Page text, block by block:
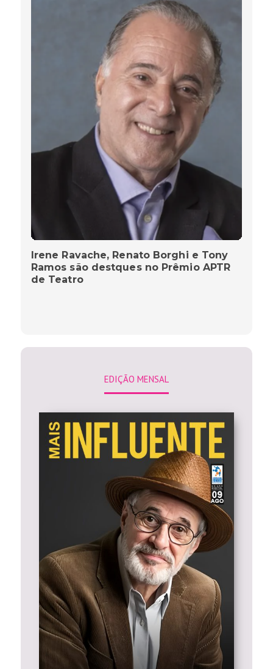
Irene Ravache, Renato Borghi e Tony
Ramos são destques no Prêmio APTR
de Teatro
EDIÇÃO MENSAL